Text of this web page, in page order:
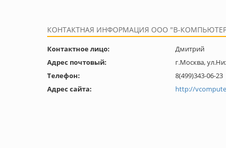
КОНТАКТНАЯ ИНФОРМАЦИЯ ООО "В-
Контактное лицо:
Дмитрий
Адрес почтовый:
г.Москва,
Телефон:
8(499)343-06-23
Адрес сайта:
http://